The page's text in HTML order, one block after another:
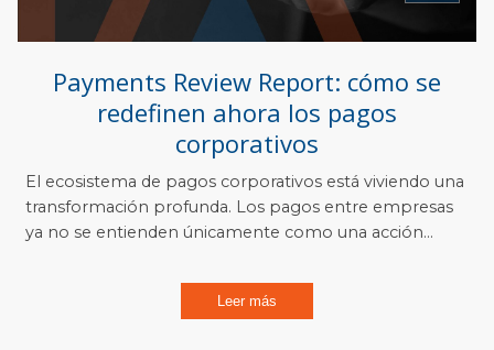
Payments Review Report: cómo se
redefinen ahora los pagos
corporativos
El ecosistema de pagos corporativos está viviendo una
transformación profunda. Los pagos entre empresas
ya no se entienden únicamente como una acción...
Leer más